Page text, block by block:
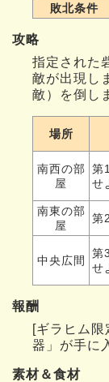
敗北条件
攻略
指定された
敵が出現し
敵）を倒し
場所
南西の部
屋
第
せ
南東の部
屋
第
中央広間
第
せ
報酬
[ギラヒム
器」が手に
素材＆食材